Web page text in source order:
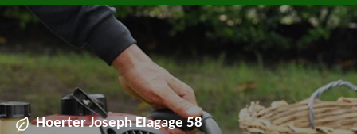
Hoerter Joseph Elagage 58